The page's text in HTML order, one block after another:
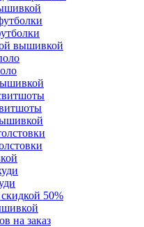
вышивкой
50%
на заказ